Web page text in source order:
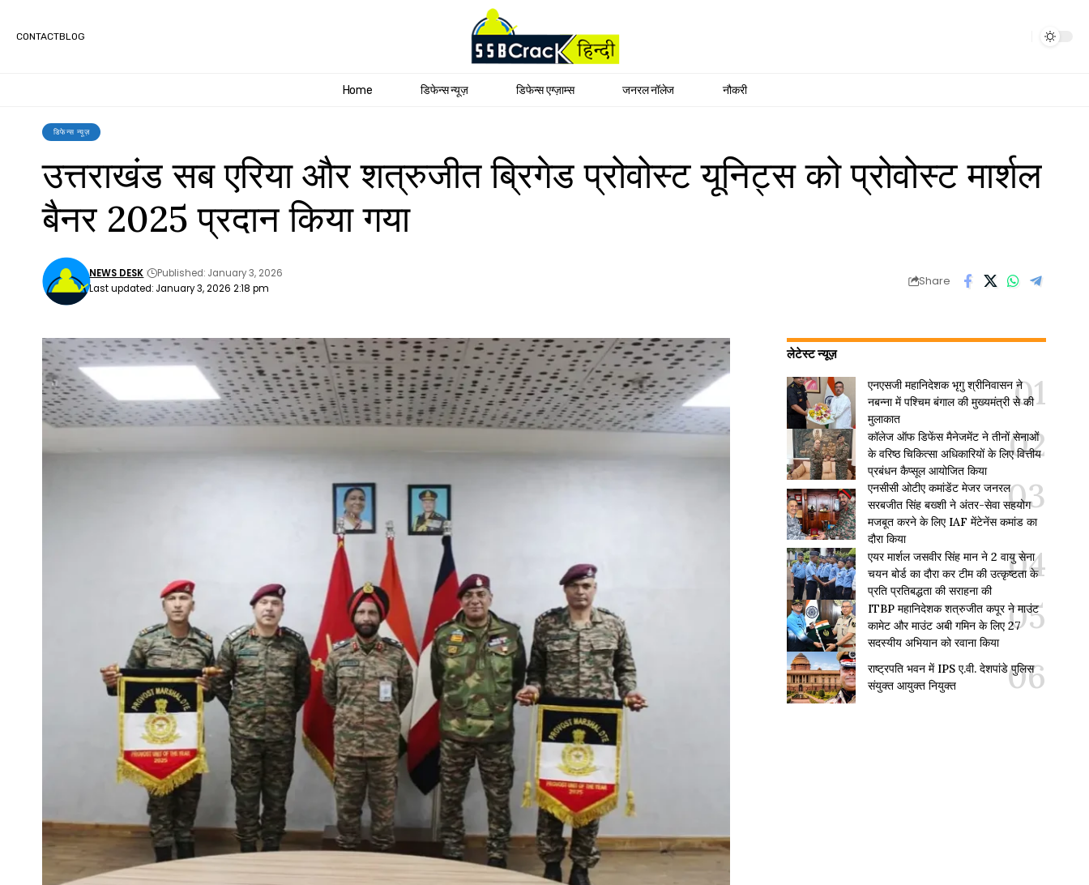
CONTACTBLOG
Home डिफेन्स न्यूज़ डिफेन्स एग्ज़ाम्स जनरल नॉलेज नौकरी
डिफेन्स न्यूज़
उत्तराखंड सब एरिया और शत्रुजीत ब्रिगेड प्रोवोस्ट यूनिट्स को प्रोवोस्ट मार्शल
बैनर 2025 प्रदान किया गया
Last updated: January 3, 2026 2:18 pm
NEWS DESK Published: January 3, 2026
Share
लेटेस्ट न्यूज़
एनएसजी महानिदेशक भृगु श्रीनिवासन ने
नबन्ना में पश्चिम बंगाल की मुख्यमंत्री से की
मुलाकात
कॉलेज ऑफ डिफेंस मैनेजमेंट ने तीनों सेनाओं
के वरिष्ठ चिकित्सा अधिकारियों के लिए वित्तीय
प्रबंधन कैप्सूल आयोजित किया
एनसीसी ओटीए कमांडेंट मेजर जनरल
सरबजीत सिंह बख्शी ने अंतर-सेवा सहयोग
मजबूत करने के लिए IAF मेंटेनेंस कमांड का
दौरा किया
एयर मार्शल जसवीर सिंह मान ने 2 वायु सेना
चयन बोर्ड का दौरा कर टीम की उत्कृष्टता के
प्रति प्रतिबद्धता की सराहना की
ITBP महानिदेशक शत्रुजीत कपूर ने माउंट
कामेट और माउंट अबी गमिन के लिए 27
सदस्यीय अभियान को रवाना किया
राष्ट्रपति भवन में IPS ए.वी. देशपांडे पुलिस
संयुक्त आयुक्त नियुक्त